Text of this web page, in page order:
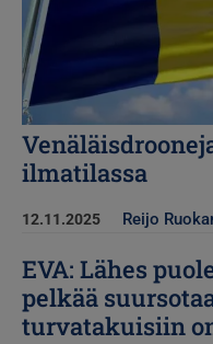
ilmatilassa
12.11.2025 Reijo
EVA: Lähes
pelkää
turvatakuisiin